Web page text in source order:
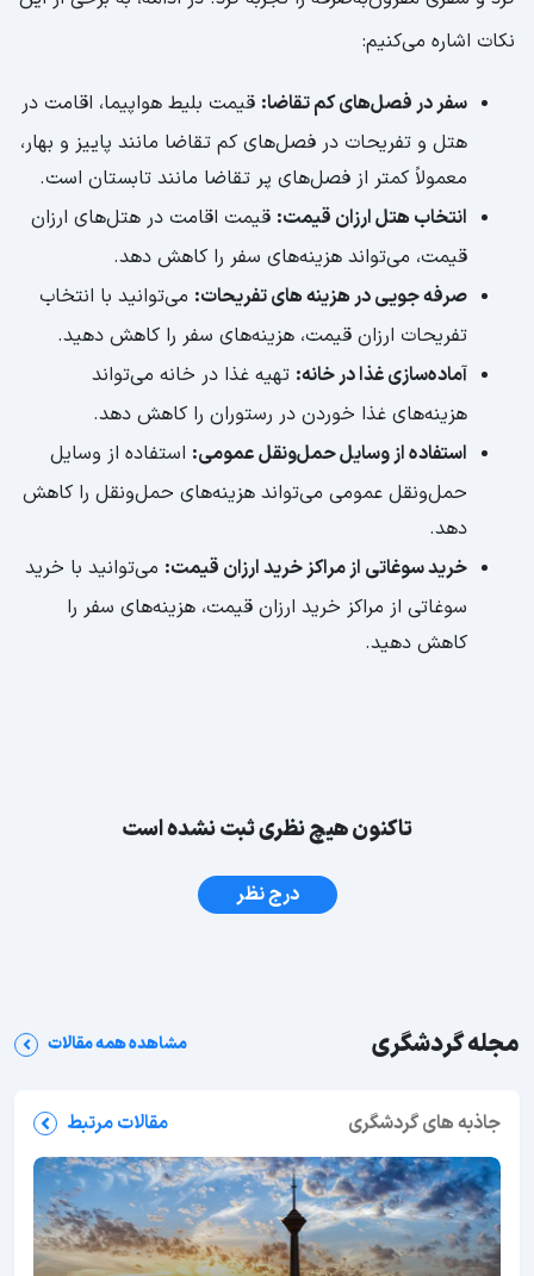
نکات اشاره می‌کنیم:
سفر در فصل‌های کم تقاضا: قیمت بلیط هواپیما، اقامت در
هتل و تفریحات در فصل‌های کم تقاضا مانند پاییز و بهار،
معمولاً کمتر از فصل‌های پر تقاضا مانند تابستان است.
انتخاب هتل ارزان قیمت: قیمت اقامت در هتل‌های ارزان
قیمت، می‌تواند هزینه‌های سفر را کاهش دهد.
صرفه جویی در هزینه های تفریحات: می‌توانید با انتخاب
تفریحات ارزان قیمت، هزینه‌های سفر را کاهش دهید.
آماده‌سازی غذا در خانه: تهیه غذا در خانه می‌تواند
هزینه‌های غذا خوردن در رستوران را کاهش دهد.
استفاده از وسایل حمل‌ونقل عمومی: استفاده از وسایل
حمل‌ونقل عمومی می‌تواند هزینه‌های حمل‌ونقل را کاهش
دهد.
خرید سوغاتی از مراکز خرید ارزان قیمت: می‌توانید با خرید
سوغاتی از مراکز خرید ارزان قیمت، هزینه‌های سفر را
کاهش دهید.
تاکنون هیچ نظری ثبت نشده است
درج نظر
مجله گردشگری مشاهده همه مقالات
جاذبه های گردشگری مقالات مرتبط